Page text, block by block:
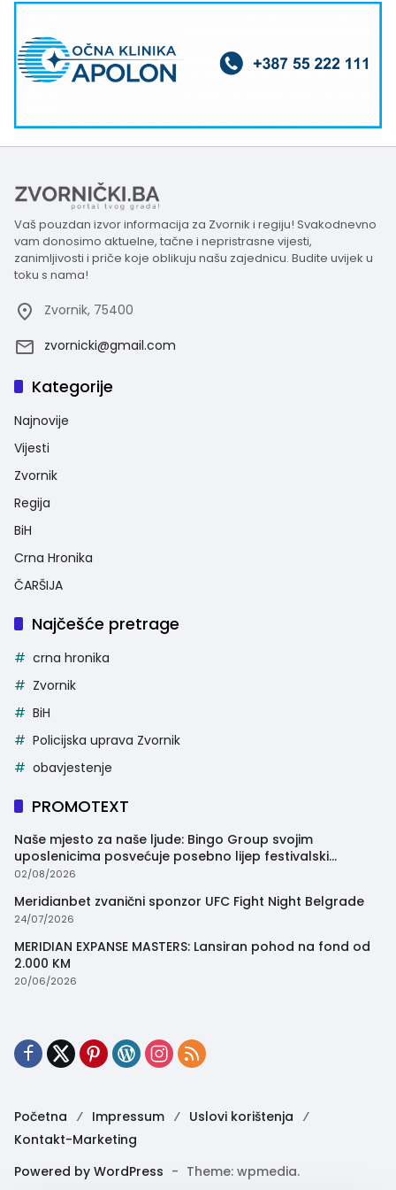
Vaš pouzdan izvor informacija za Zvornik i regiju! Svakodnevno
vam donosimo aktuelne, tačne i nepristrasne vijesti,
zanimljivosti i priče koje oblikuju našu zajednicu. Budite uvijek u
toku s nama!
Zvornik, 75400
zvornicki@gmail.com
Kategorije
Najnovije
Vijesti
Zvornik
Regija
BiH
Crna Hronika
ČARŠIJA
Najčešće pretrage
crna hronika
Zvornik
BiH
Policijska uprava Zvornik
obavjestenje
PROMOTEXT
Naše mjesto za naše ljude: Bingo Group svojim
uposlenicima posvećuje posebno lijep festivalski
trenutak
02/08/2026
Meridianbet zvanični sponzor UFC Fight Night Belgrade
24/07/2026
MERIDIAN EXPANSE MASTERS: Lansiran pohod na fond od
2.000 KM
20/06/2026
Početna Impressum
Uslovi korištenja
Kontakt-Marketing
Powered by WordPress - Theme: wpmedia.